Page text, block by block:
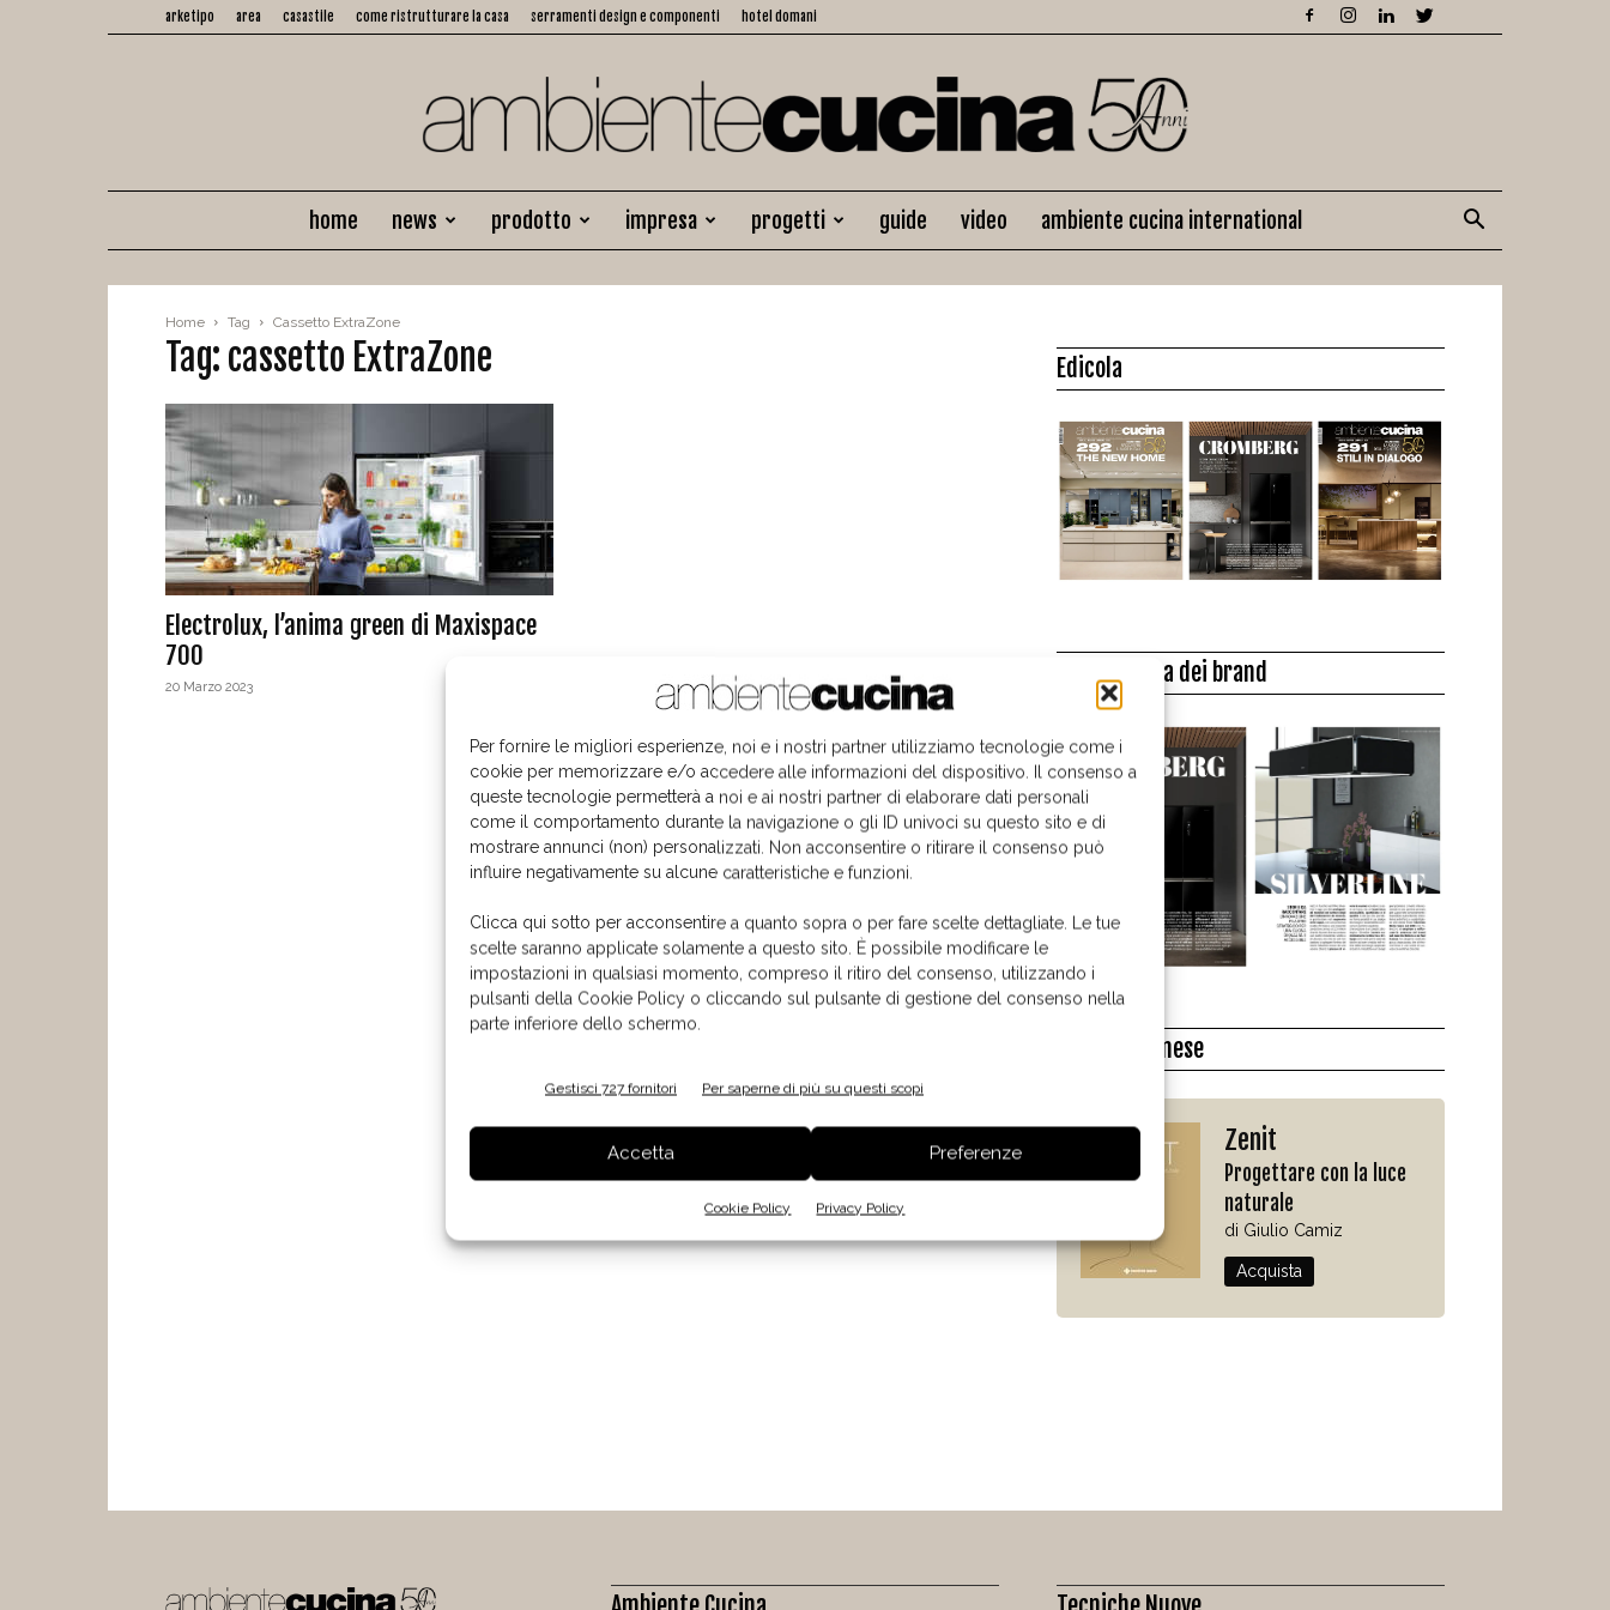
Per fornire le migliori esperienze, noi e i nostri partner utilizziamo tecnologie come i
cookie per memorizzare e/o accedere alle informazioni del dispositivo. Il consenso a
queste tecnologie permetterà a noi e ai nostri partner di elaborare dati personali
come il comportamento durante la navigazione o gli ID univoci su questo sito e di
mostrare annunci (non) personalizzati. Non acconsentire o ritirare il consenso può
influire negativamente su alcune caratteristiche e funzioni.
Clicca qui sotto per acconsentire a quanto sopra o per fare scelte dettagliate. Le tue
scelte saranno applicate solamente a questo sito. È possibile modificare le
impostazioni in qualsiasi momento, compreso il ritiro del consenso, utilizzando i
pulsanti della Cookie Policy o cliccando sul pulsante di gestione del consenso nella
parte inferiore dello schermo.
Gestisci 727 fornitori Per saperne di più su questi scopi
Accetta Preferenze
Cookie Policy Privacy Policy
arketipo area casastile come ristrutturare la casa serramenti design e componenti hotel domani
Ambiente
home news prodotto impresa progetti guide video ambiente cucina international
Home Tag Cassetto ExtraZone
Tag: cassetto ExtraZone
Electrolux, l’anima green di Maxispace
700
20 Marzo 2023
Edicola
La biblioteca dei brand
Il libro del mese
Zenit
Progettare con la luce
naturale
di Giulio Camiz
Acquista